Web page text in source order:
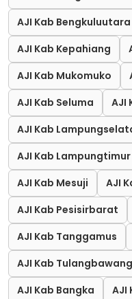
AJI Kab Bengkuluutara
AJI Kab Kepahiang
AJI Kab Mukomuko
AJI Kab Seluma
AJI
AJI Kab
AJI Kab Lampungtimur
AJI Kab Mesuji
AJI
AJI Kab Pesisirbarat
AJI Kab Tanggamus
AJI Kab
AJI Kab Bangka
AJI